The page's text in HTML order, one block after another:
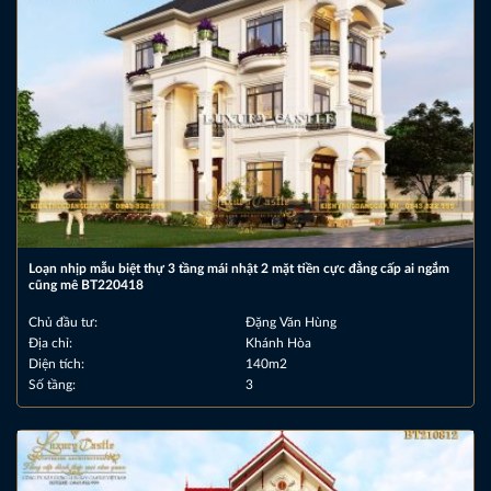
Loạn nhịp mẫu biệt thự 3 tầng mái nhật 2 mặt tiền cực đẳng cấp ai ngắm
cũng mê BT220418
Chủ đầu tư:
Đặng Văn Hùng
Địa chỉ:
Khánh Hòa
Diện tích:
140m2
Số tầng:
3